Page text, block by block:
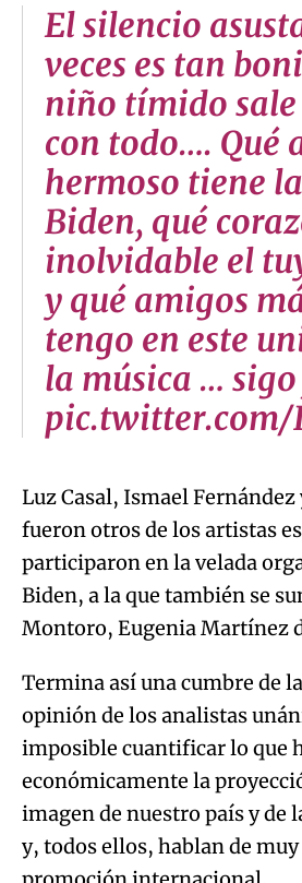
El silencio
veces es tan
niño tímido
con todo…. Qué
hermoso tiene
Biden, qué
inolvidable el
y qué amigos
tengo en este
la música …
pic.twitter.com/
Luz Casal, Ismael
fueron otros de los artistas
participaron en la velada
Biden, a la que también se
Montoro, Eugenia Martínez
Termina así una cumbre de
opinión de los analistas
imposible cuantificar lo que
económicamente la
imagen de nuestro país y de
y, todos ellos, hablan de